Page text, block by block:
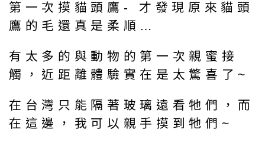
第一次摸貓頭鷹- 才發現原來貓頭
鷹的毛還真是柔順…
有太多的與動物的第一次親蜜接
觸，近距離體驗實在是太驚喜了~
在台灣只能隔著玻璃遠看牠們，而
在這邊，我可以親手摸到牠們~